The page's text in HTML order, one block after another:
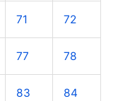
71 72
77 78
83 84